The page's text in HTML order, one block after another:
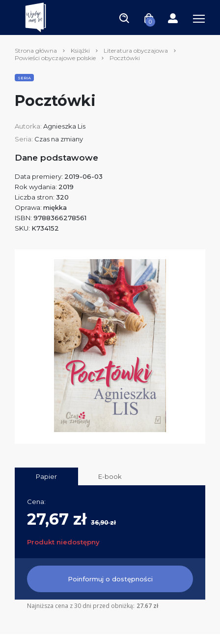
0
Strona główna Książki
Literatura obyczajowa
Powieści obyczajowe polskie
Pocztówki
SERIA
Pocztówki
Autorka: Agnieszka Lis
Seria: Czas na zmiany
Dane podstawowe
Data premiery: 2019-06-03
Rok wydania: 2019
Liczba stron: 320
Oprawa: miękka
ISBN: 9788366278561
SKU: K734152
Papier E-book
Cena:
27,67 zł 36,90 zł
Produkt niedostępny
Poinformuj o dostępności
Najniższa cena z 30 dni przed obniżką: 27.67 zł